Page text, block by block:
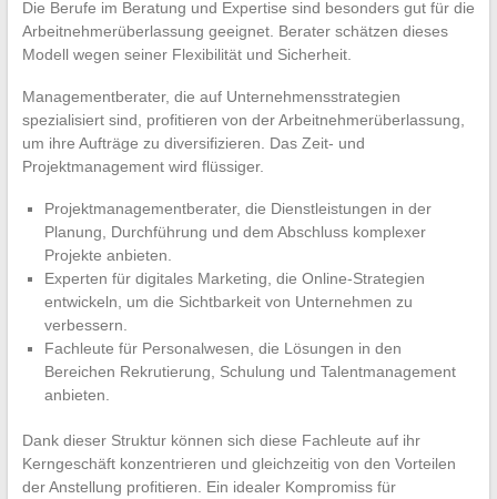
Die Berufe im Beratung und Expertise sind besonders gut für die
Arbeitnehmerüberlassung geeignet. Berater schätzen dieses
Modell wegen seiner Flexibilität und Sicherheit.
Managementberater, die auf Unternehmensstrategien
spezialisiert sind, profitieren von der Arbeitnehmerüberlassung,
um ihre Aufträge zu diversifizieren. Das Zeit- und
Projektmanagement wird flüssiger.
Projektmanagementberater, die Dienstleistungen in der
Planung, Durchführung und dem Abschluss komplexer
Projekte anbieten.
Experten für digitales Marketing, die Online-Strategien
entwickeln, um die Sichtbarkeit von Unternehmen zu
verbessern.
Fachleute für Personalwesen, die Lösungen in den
Bereichen Rekrutierung, Schulung und Talentmanagement
anbieten.
Dank dieser Struktur können sich diese Fachleute auf ihr
Kerngeschäft konzentrieren und gleichzeitig von den Vorteilen
der Anstellung profitieren. Ein idealer Kompromiss für